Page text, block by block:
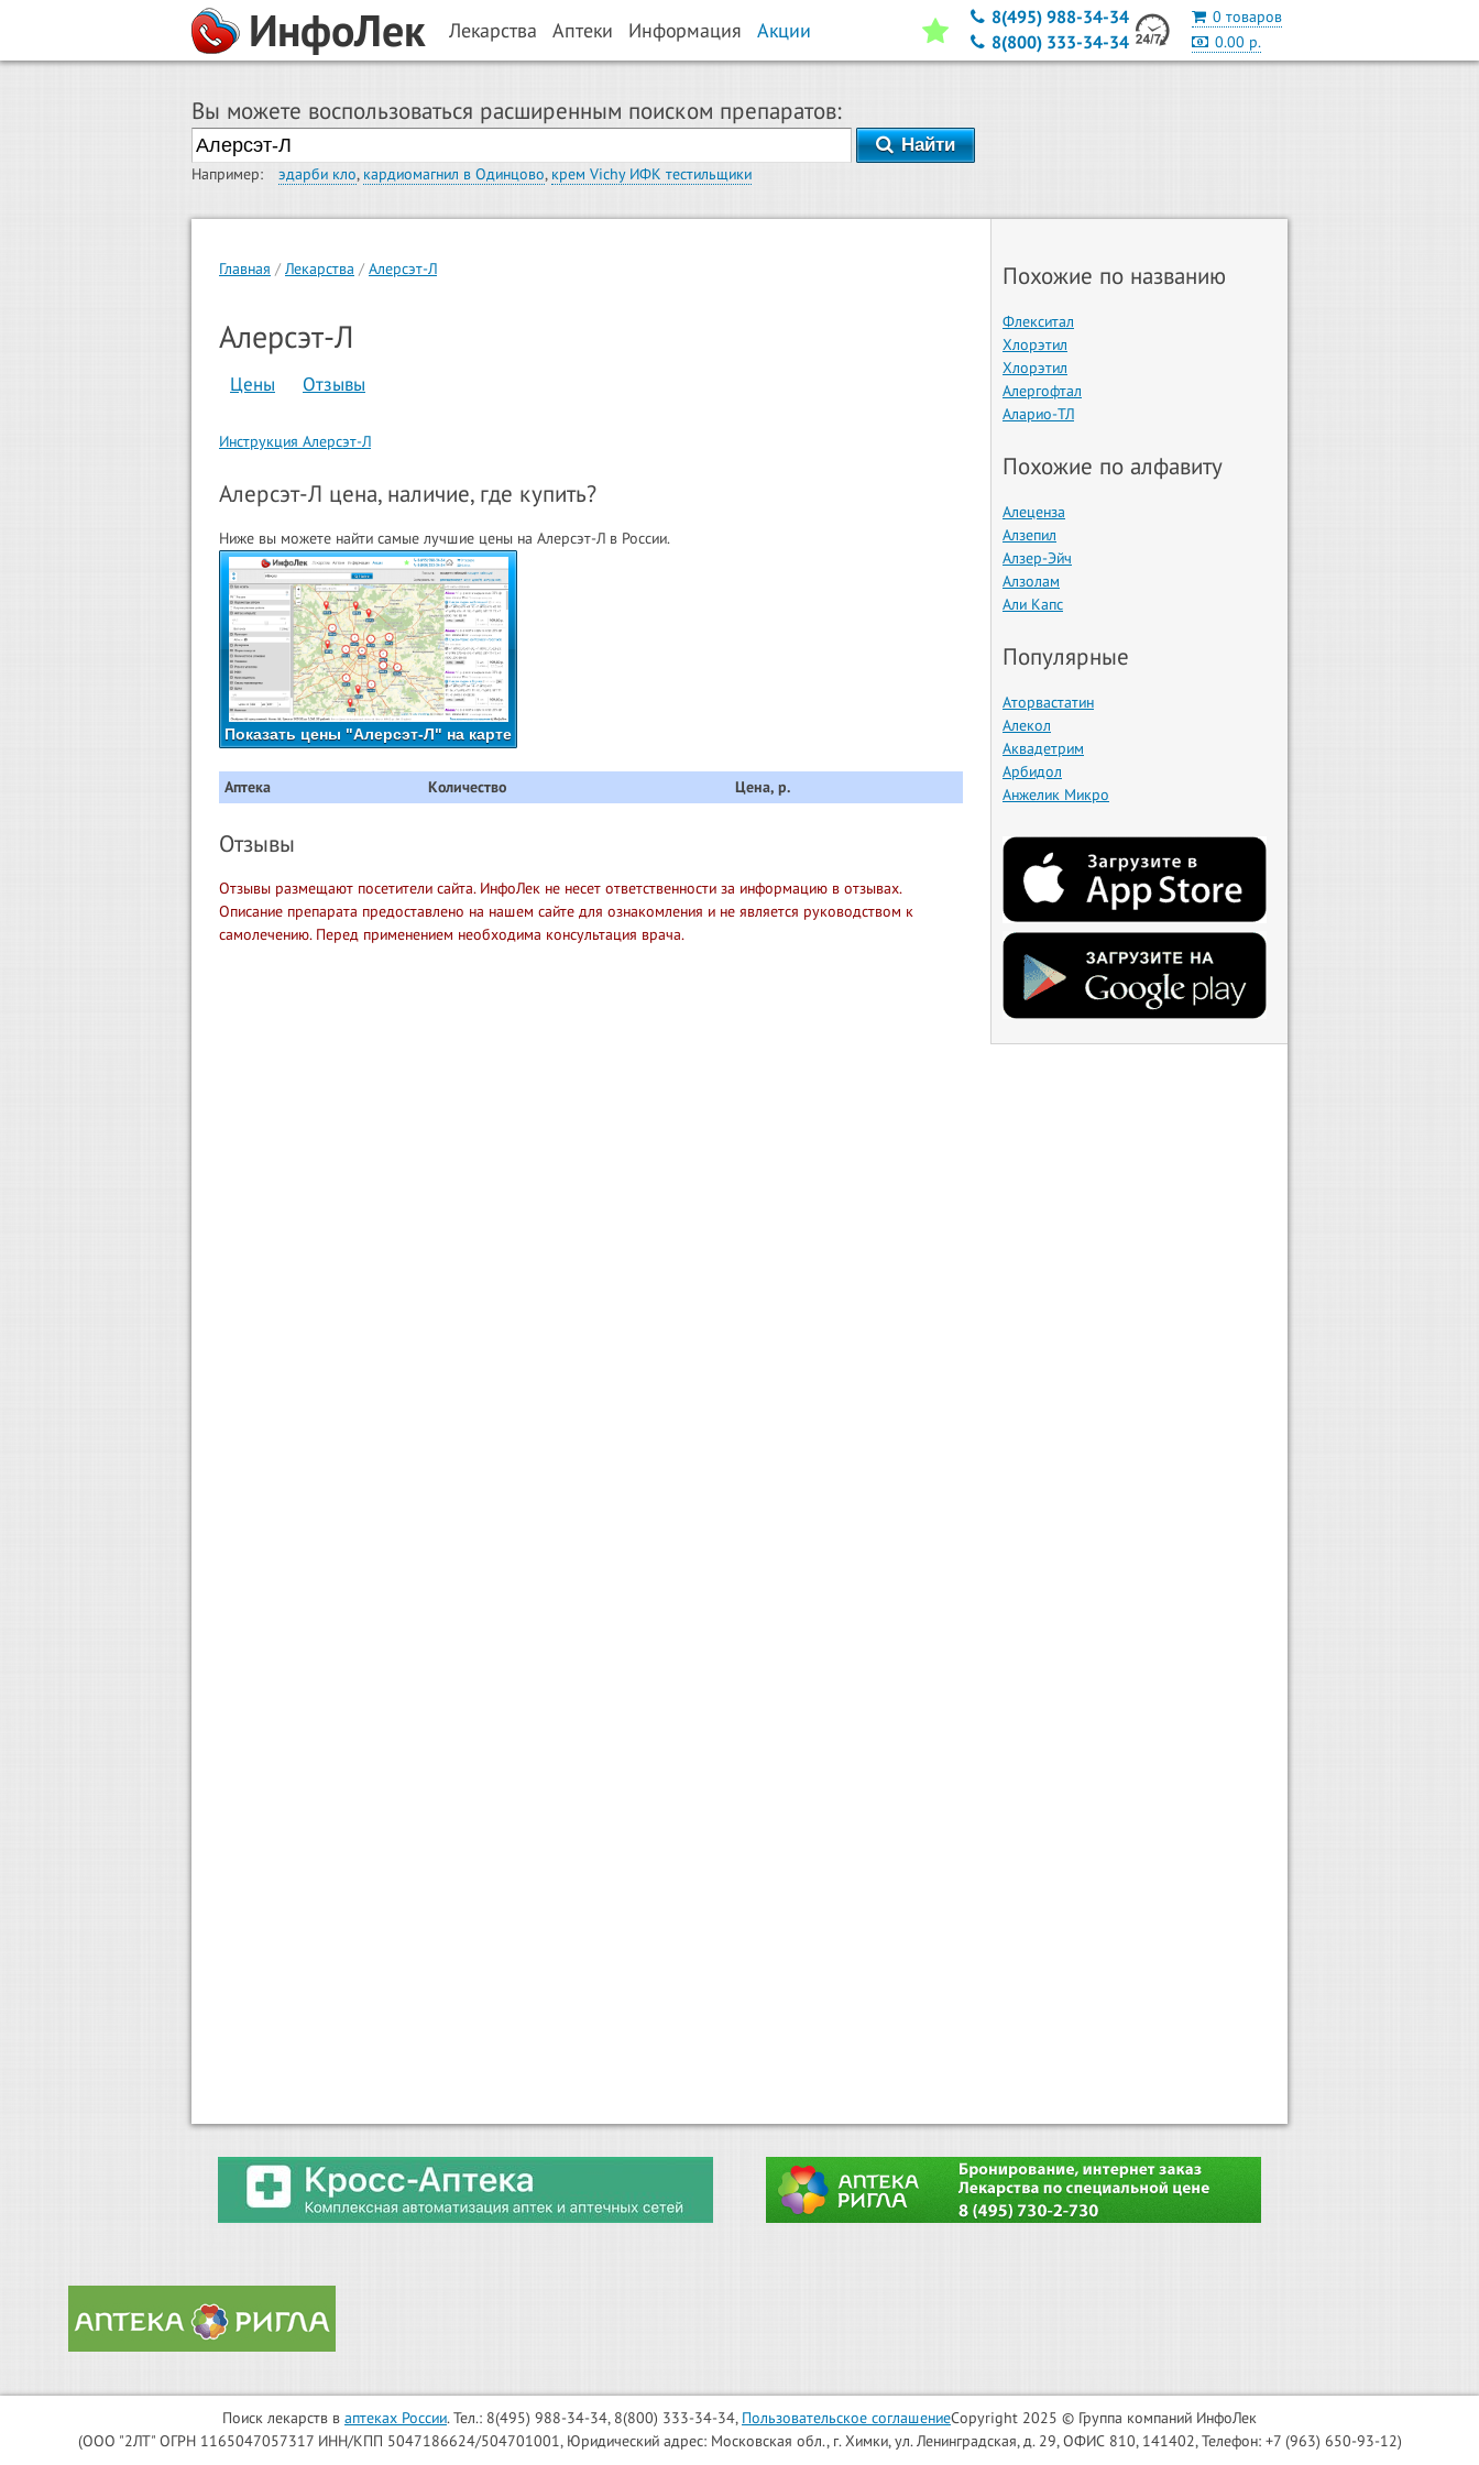
ИнфоЛек Лекарства Аптеки Информация Акции
0 товаров
0.00 р.
8(495) 988-34-34
8(800) 333-34-34
Вы можете воспользоваться расширенным поиском препаратов:
Найти
Например: эдарби кло, кардиомагнил в Одинцово, крем Vichy ИФК тестильщики
Главная Лекарства Алерсэт-Л
Алерсэт-Л
Цены Отзывы
Инструкция Алерсэт-Л
Алерсэт-Л цена, наличие, где купить?
Ниже вы можете найти самые лучшие цены на Алерсэт-Л в России.
Показать цены "Алерсэт-Л" на карте
Аптека Количество Цена, р.
Отзывы
Отзывы размещают посетители сайта. ИнфоЛек не несет ответственности за информацию в отзывах.
Описание препарата предоставлено на нашем сайте для ознакомления и не является руководством к
самолечению. Перед применением необходима консультация врача.
Похожие по названию
Флекситал
Хлорэтил
Хлорэтил
Алергофтал
Аларио-ТЛ
Похожие по алфавиту
Алеценза
Алзепил
Алзер-Эйч
Алзолам
Али Капс
Популярные
Аторвастатин
Алекол
Аквадетрим
Арбидол
Анжелик Микро
Поиск лекарств в аптеках России. Тел.: 8(495) 988-34-34, 8(800) 333-34-34, Пользовательское соглашениеCopyright 2025 © Группа компаний ИнфоЛек
(ООО "2ЛТ" ОГРН 1165047057317 ИНН/КПП 5047186624/504701001, Юридический адрес: Московская обл., г. Химки, ул. Ленинградская, д. 29, ОФИС 810, 141402, Телефон: +7 (963) 650-93-12)